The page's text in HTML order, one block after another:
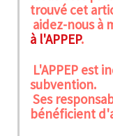
trouvé cet
aidez-nous à
à l'APPEP.
L'APPEP est
subvention.
Ses
bénéficient